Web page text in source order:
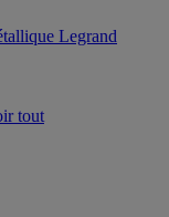
Legrand
tout